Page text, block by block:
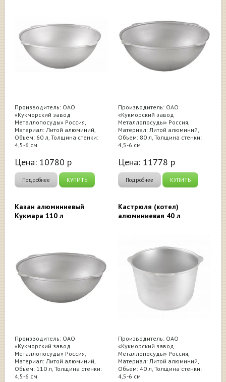
Производитель: ОАО
«Кукморский завод
Металлопосуды» Россия,
Материал: Литой алюминий,
Объем: 60 л, Толщина стенки:
4,5-6 см
Цена: 10780 р
Подробнее КУПИТЬ
Производитель: ОАО
«Кукморский завод
Металлопосуды» Россия,
Материал: Литой алюминий,
Объем: 80 л, Толщина стенки:
4,5-6 см
Цена: 11778 р
Подробнее КУПИТЬ
Казан алюминиевый
Кукмара 110 л
Производитель: ОАО
«Кукморский завод
Металлопосуды» Россия,
Материал: Литой алюминий,
Объем: 110 л, Толщина стенки:
4,5-6 см
Кастрюля (котел)
алюминиевая 40 л
Производитель: ОАО
«Кукморский завод
Металлопосуды» Россия,
Материал: Литой алюминий,
Объем: 40 л, Толщина стенки:
4,5-6 см